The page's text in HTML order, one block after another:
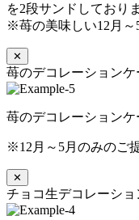
を2段サンドしており
※苺の美味しい12月～
✕
苺のデコレーションケ
苺のデコレーションケ
※12月～5月のみのご
✕
チョコ生デコレーショ